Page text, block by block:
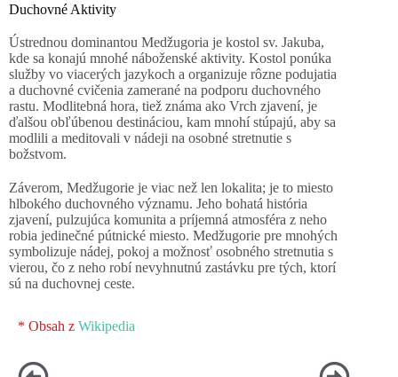
Duchovné Aktivity
Ústrednou dominantou Medžugoria je kostol sv. Jakuba,
kde sa konajú mnohé náboženské aktivity. Kostol ponúka
služby vo viacerých jazykoch a organizuje rôzne podujatia
a duchovné cvičenia zamerané na podporu duchovného
rastu. Modlitebná hora, tiež známa ako Vrch zjavení, je
ďalšou obľúbenou destináciou, kam mnohí stúpajú, aby sa
modlili a meditovali v nádeji na osobné stretnutie s
božstvom.
Záverom, Medžugorie je viac než len lokalita; je to miesto
hlbokého duchovného významu. Jeho bohatá história
zjavení, pulzujúca komunita a príjemná atmosféra z neho
robia jedinečné pútnické miesto. Medžugorie pre mnohých
symbolizuje nádej, pokoj a možnosť osobného stretnutia s
vierou, čo z neho robí nevyhnutnú zastávku pre tých, ktorí
sú na duchovnej ceste.
* Obsah z Wikipedia